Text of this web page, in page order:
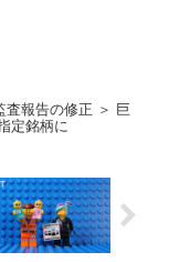
査報告の修正 ＞ 巨
定銘柄に